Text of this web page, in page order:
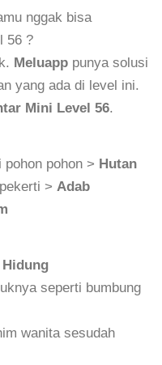
nggak bisa
56 ?
Meluapp punya solusi
yang ada di level ini.
Mini Level 56.
pohon pohon > Hutan
> Adab
Hidung
seperti bumbung
wanita sesudah